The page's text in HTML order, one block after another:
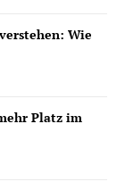
Wie
Platz im